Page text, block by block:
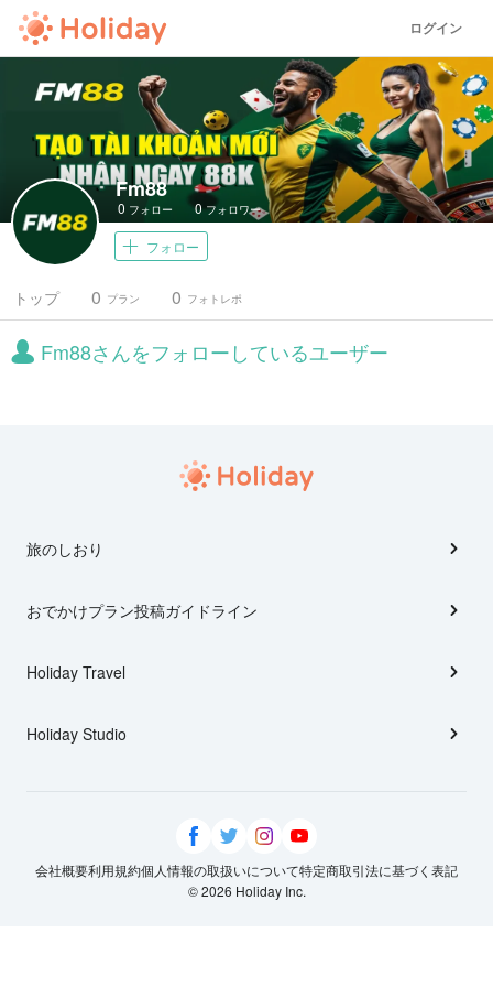
ログイン
Fm88
0 フォロー 0フォロワー
フォロー
トップ プラン
0 フォトレポ
0
Fm88さんをフォローしているユーザー
旅のしおり
おでかけプラン投稿ガイドライン
Holiday Travel
Holiday Studio
会社概要利用規約個人情報の取扱いについて特定商取引法に基づく表記
© 2026 Holiday Inc.